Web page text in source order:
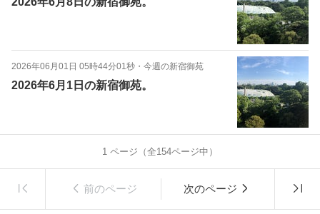
2026年06月01日 05時44分01秒 ・ 今週の新宿御苑
2026年6月1日の新宿御苑。
1 ページ（全154ページ中）
前のページ 次のページ